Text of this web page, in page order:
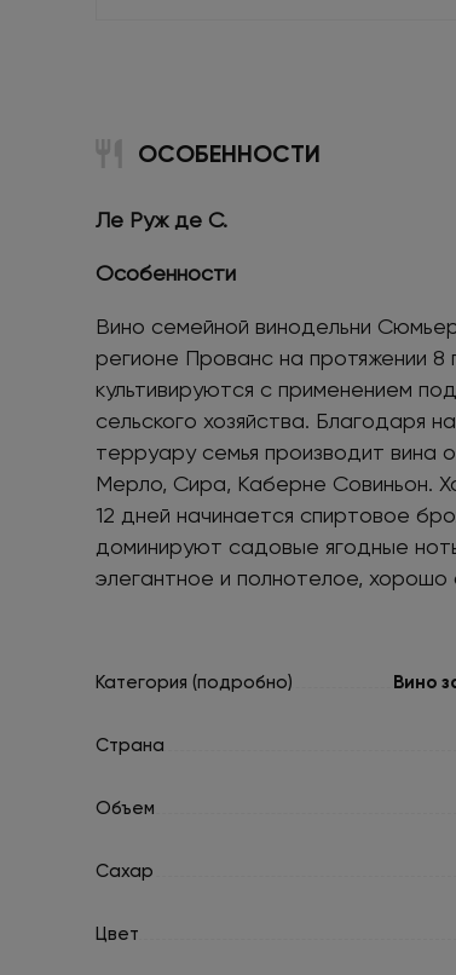
ОСОБЕННОСТИ
Ле Руж де С.
Особенности
Вино семейной винодельни
регионе Прованс на протяжении 8
культивируются с применением
сельского хозяйства. Благодаря
терруару семья производит вина
Мерло, Сира, Каберне Совиньон.
12 дней начинается спиртовое
доминируют садовые ягодные
элегантное и полнотелое, хорошо
Категория (подробно) Вино
Страна
Объем
Сахар
Цвет